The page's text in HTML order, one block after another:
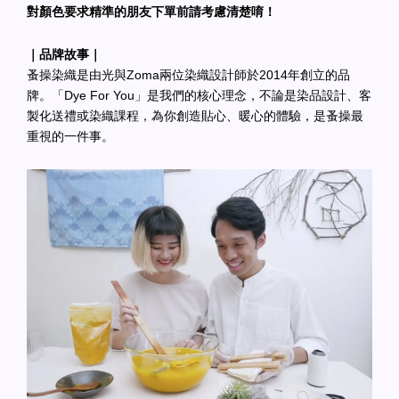
對顏色要求精準的朋友下單前請考慮清楚唷！
｜品牌故事｜
蚤操染織是由光與Zoma兩位染織設計師於2014年創立的品
牌。「Dye For You」是我們的核心理念，不論是染品設計、客
製化送禮或染織課程，為你創造貼心、暖心的體驗，是蚤操最
重視的一件事。